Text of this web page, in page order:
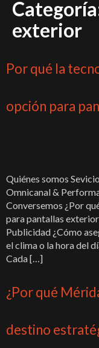
exterior
Por qué la
opción para
Quiénes somos
Omnicanal &
Conversemos ¿Por
para pantallas
Publicidad ¿Cómo
el clima o la hora del
Cada […]
¿Por qué
destino